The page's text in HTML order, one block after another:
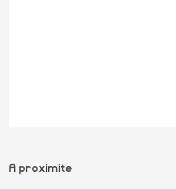
A proximite